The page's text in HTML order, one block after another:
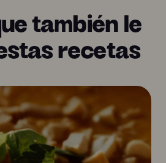
también le
recetas